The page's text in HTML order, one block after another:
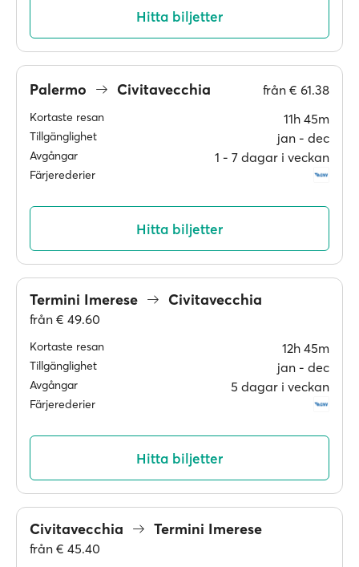
Hitta biljetter
Palermo Civitavecchia från € 61.38
Kortaste resan 11h 45m
Tillgänglighet jan ‐ dec
Avgångar 1 ‐ 7 dagar i veckan
Färjerederier
Hitta biljetter
Termini Imerese Civitavecchia
från € 49.60
Kortaste resan 12h 45m
Tillgänglighet jan ‐ dec
Avgångar 5 dagar i veckan
Färjerederier
Hitta biljetter
Civitavecchia Termini Imerese
från € 45.40